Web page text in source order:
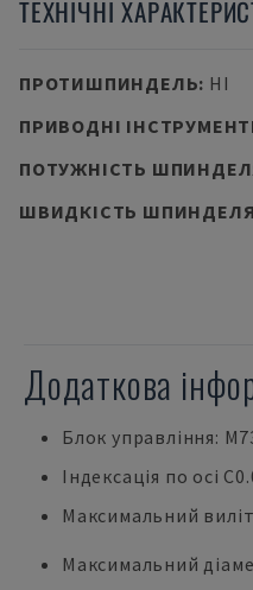
ТЕХНІЧНІ
ПРОТИШПИНДЕЛЬ: НІ
ПРИВОДНІ
ПОТУЖНІСТЬ
ШВИДКІСТЬ ШПИНДЕЛЯ
Додаткова
Блок управління:
Індексація по осі
Максимальний
Максимальний